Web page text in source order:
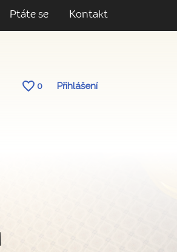
Ptáte se Kontakt
0 Přihlášení